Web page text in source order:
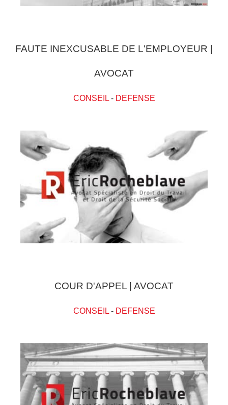
FAUTE INEXCUSABLE DE L'EMPLOYEUR |
AVOCAT
CONSEIL- DEFENSE
COUR D'APPEL | AVOCAT
CONSEIL- DEFENSE